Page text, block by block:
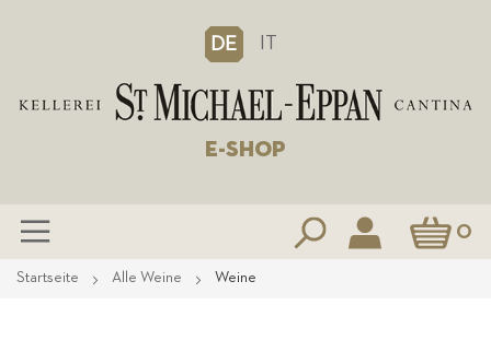
DE IT
E-SHOP
Mein 0
Zum
Startseite Alle Weine Weine